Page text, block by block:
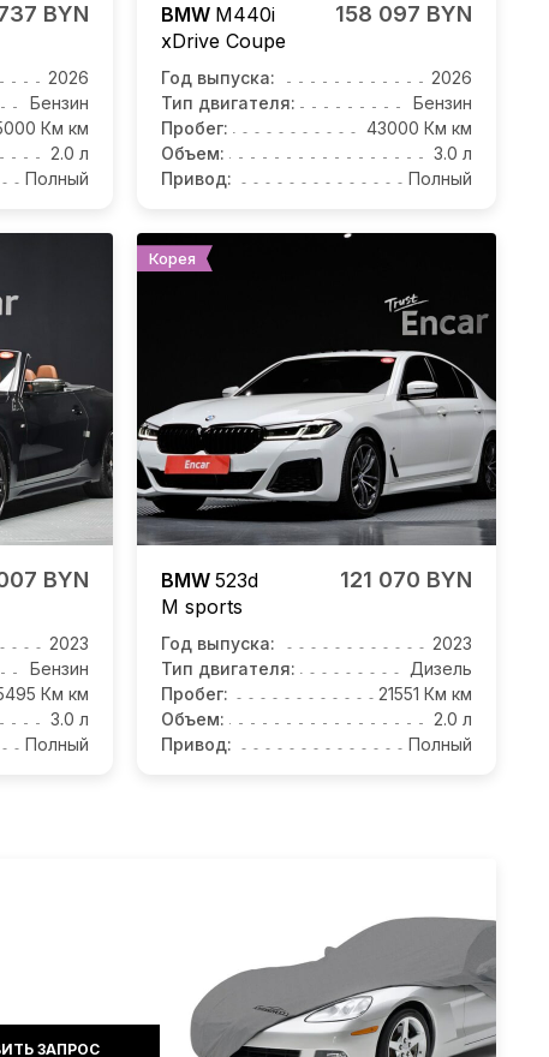
BYN
2026
Бензин
Км км
2.0 л
Полный
BMW M440i
xDrive Coupe
158 097 BYN
Год выпуска:
2026
Тип двигателя:
Бензин
Пробег:
43000 Км км
Объем:
3.0 л
Привод:
Полный
BYN
2023
Бензин
Км км
3.0 л
Полный
Корея
BMW 523d
M sports
121 070 BYN
Год выпуска:
2023
Тип двигателя:
Дизель
Пробег:
21551 Км км
Объем:
2.0 л
Привод:
Полный